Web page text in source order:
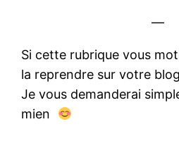
—
Si cette rubrique vous
la reprendre sur votre
Je vous demanderai
mien